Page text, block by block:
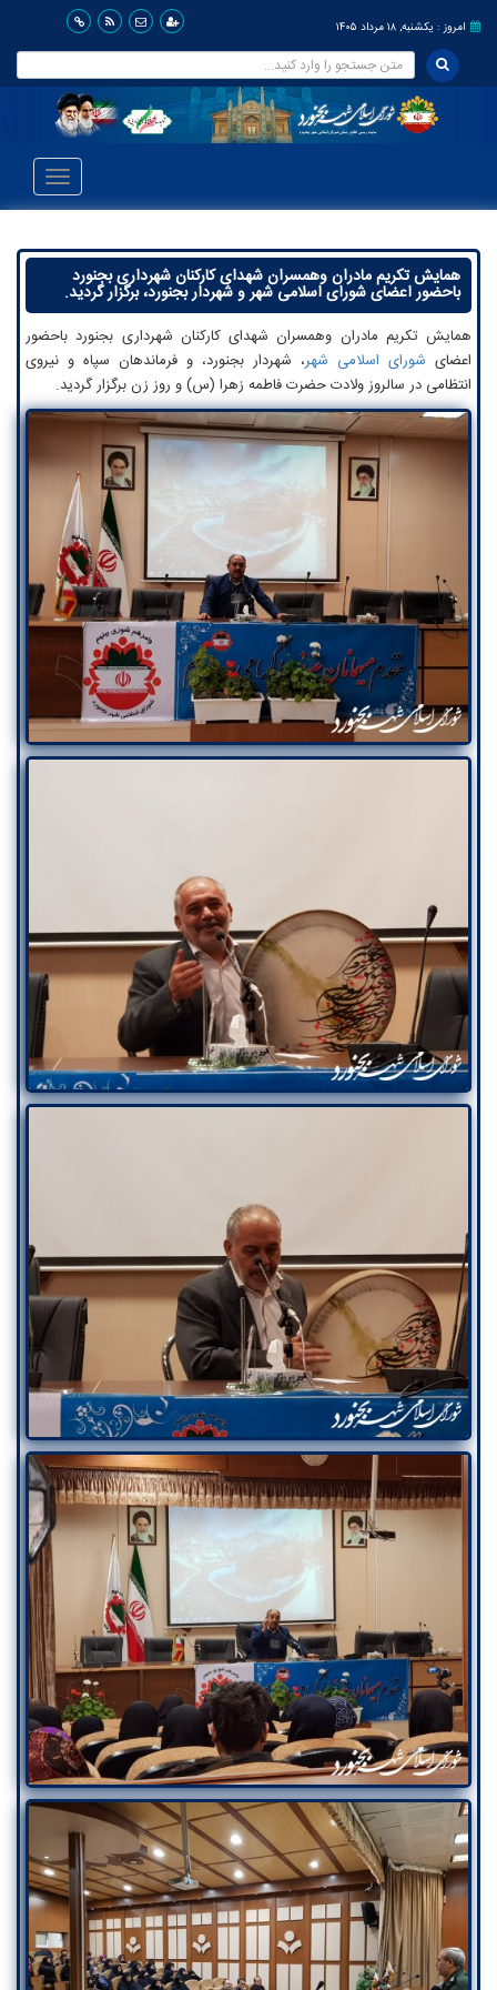
امروز : یکشنبه, ۱۸ مرداد ۱۴۰۵
Toggle
همایش تکریم مادران وهمسران شهدای کارکنان شهرداری بجنورد
باحضور اعضای شورای اسلامی شهر و شهردار بجنورد، برگزار گردید.
همایش تکریم مادران وهمسران شهدای کارکنان شهرداری بجنورد باحضور
اعضای شورای اسلامی شهر، شهردار بجنورد، و فرماندهان سپاه و نیروی
انتظامی در سالروز ولادت حضرت فاطمه زهرا (س) و روز زن برگزار گردید.